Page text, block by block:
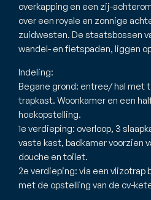
overkapping en een zij-
over een royale en zonnige
zuidwesten. De staatsbossen
wandel- en fietspaden, liggen
Indeling:
Begane grond: entree/ hal met
trapkast. Woonkamer en een
hoekopstelling.
1e verdieping: overloop, 3
vaste kast, badkamer voorzien
douche en toilet.
2e verdieping: via een vlizotrap
met de opstelling van de cv-